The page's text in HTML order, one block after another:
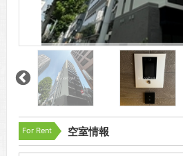
For Rent 空室情報